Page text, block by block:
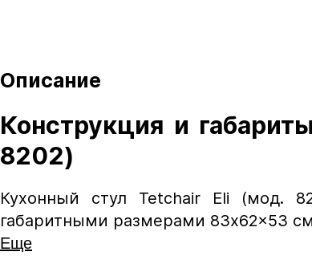
Описание
Конструкция и
8202)
Кухонный стул Tetchair Eli (мод.
габаритными размерами 83x62x53
Еще